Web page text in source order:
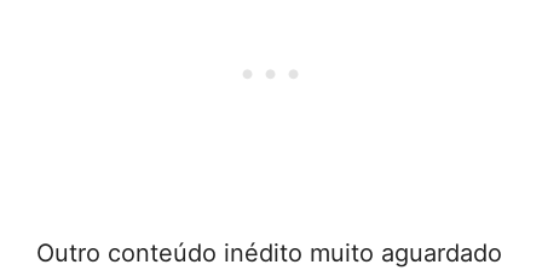
Outro conteúdo inédito muito aguardado